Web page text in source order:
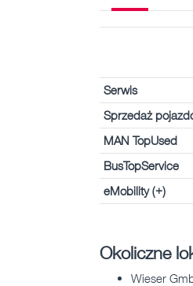
Serwis
Sprzedaż
MAN TopUsed
BusTopService
eMobility (+)
Okoliczne
Wieser